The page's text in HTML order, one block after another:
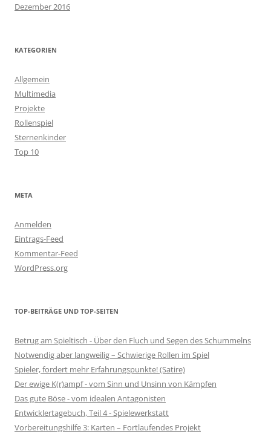
Dezember 2016
KATEGORIEN
Allgemein
Multimedia
Projekte
Rollenspiel
Sternenkinder
Top 10
META
Anmelden
Eintrags-Feed
Kommentar-Feed
WordPress.org
TOP-BEITRÄGE UND TOP-SEITEN
Betrug am Spieltisch - Über den Fluch und Segen des Schummelns
Notwendig aber langweilig – Schwierige Rollen im Spiel
Spieler, fordert mehr Erfahrungspunkte! (Satire)
Der ewige K(r)ampf - vom Sinn und Unsinn von Kämpfen
Das gute Böse - vom idealen Antagonisten
Entwicklertagebuch, Teil 4 - Spielewerkstatt
Vorbereitungshilfe 3: Karten – Fortlaufendes Projekt